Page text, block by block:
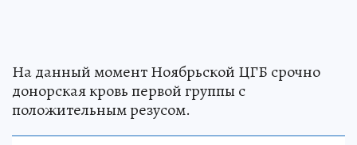
На данный момент Ноябрьской ЦГБ срочно
донорская кровь первой группы с
положительным резусом.